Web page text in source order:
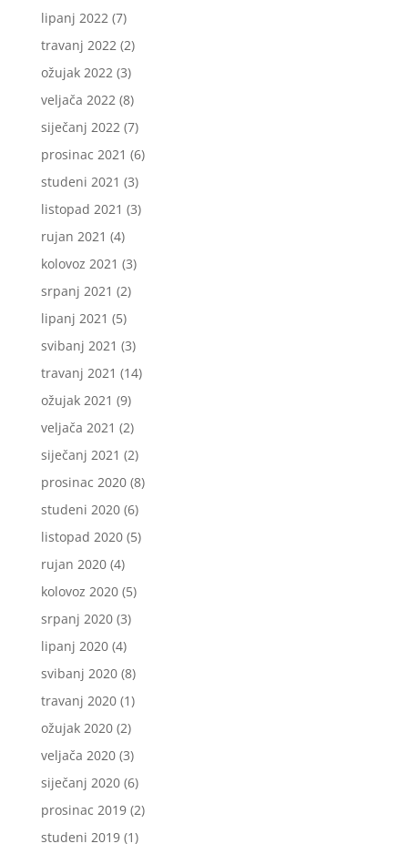
lipanj 2022(7)
travanj 2022(2)
ožujak 2022(3)
veljača 2022(8)
siječanj 2022(7)
prosinac 2021 (6)
studeni 2021 (3)
listopad 2021 (3)
rujan 2021 (4)
kolovoz 2021 (3)
srpanj 2021 (2)
lipanj 2021 (5)
svibanj 2021 (3)
travanj 2021 (14)
ožujak 2021 (9)
veljača 2021 (2)
siječanj 2021 (2)
prosinac 2020(8)
studeni 2020(6)
listopad 2020(5)
rujan 2020(4)
kolovoz 2020(5)
srpanj 2020(3)
lipanj 2020(4)
svibanj 2020(8)
travanj 2020(1)
ožujak 2020(2)
veljača 2020(3)
siječanj 2020(6)
prosinac 2019(2)
studeni 2019(1)